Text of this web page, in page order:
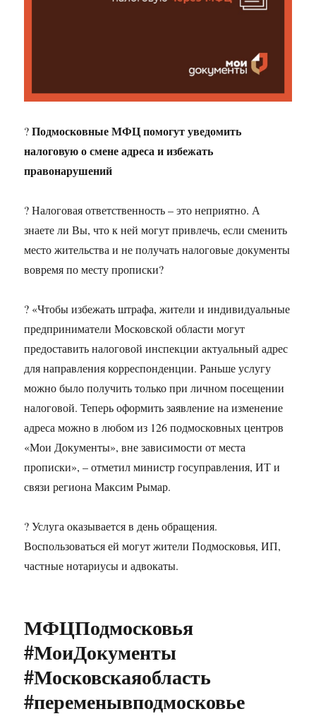
?Подмосковные МФЦ помогут уведомить
налоговую о смене адреса и избежать
правонарушений
? Налоговая ответственность – это неприятно. А
знаете ли Вы, что к ней могут привлечь, если сменить
место жительства и не получать налоговые документы
вовремя по месту прописки?
? «Чтобы избежать штрафа, жители и индивидуальные
предприниматели Московской области могут
предоставить налоговой инспекции актуальный адрес
для направления корреспонденции. Раньше услугу
можно было получить только при личном посещении
налоговой. Теперь оформить заявление на изменение
адреса можно в любом из 126 подмосковных центров
«Мои Документы», вне зависимости от места
прописки», – отметил министр госуправления, ИТ и
связи региона Максим Рымар.
? Услуга оказывается в день обращения.
Воспользоваться ей могут жители Подмосковья, ИП,
частные нотариусы и адвокаты.
МФЦПодмосковья
#МоиДокументы
#Московскаяобласть
#переменывподмосковье